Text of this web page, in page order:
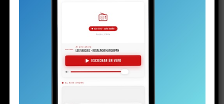
Interamericano de Desarrollo (BID) con una inversión
de US$154 millones.
En todas estas experienciasha sido fundamental la
existencia de una gobernanza lacustre para el
manejo integrado de las cuencas, instituciones
técnicas competentes